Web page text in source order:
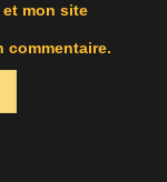
et mon site
commentaire.